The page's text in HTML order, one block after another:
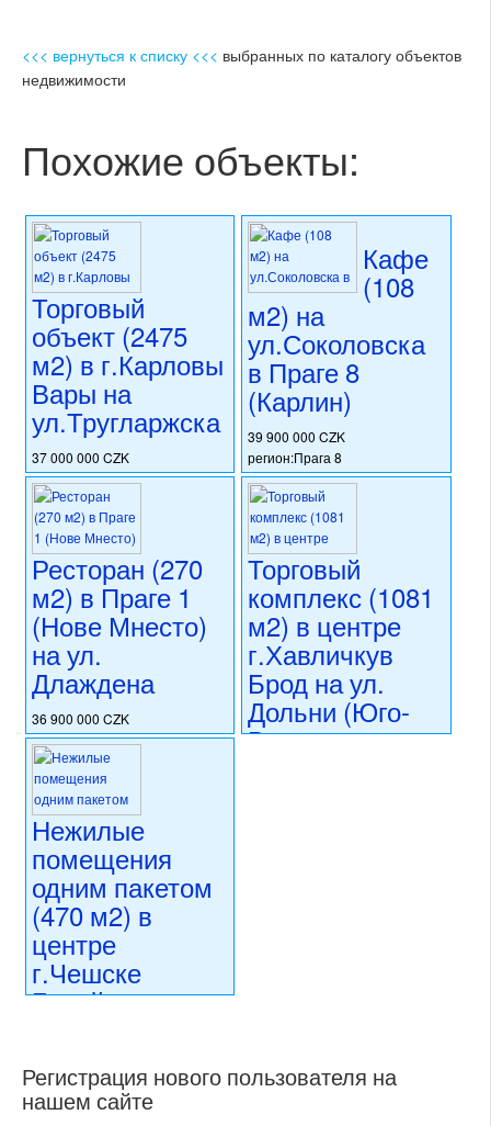
<<< вернуться к списку <<< выбранных по каталогу объектов
недвижимости
Похожие объекты:
Торговый
объект (2475
м2) в г.Карловы
Вары на
ул.Тругларжска
37 000 000 CZK
регион:Карловы Вары
раздел: объекты для
коммерческого использования
состояние: стандарт
номер объекта:20615
Кафе
(108
м2) на
ул.Соколовска
в Праге 8
(Карлин)
39 900 000 CZK
регион:Прага 8
раздел: объекты для
коммерческого использования
состояние: стандарт
номер объекта:
Ресторан (270
м2) в Праге 1
(Нове Мнесто)
на ул.
Длаждена
36 900 000 CZK
регион:Прага 1
раздел: объекты для
коммерческого использования
состояние: стандарт
номер объекта:20486
Торговый
комплекс (1081
м2) в центре
г.Хавличкув
Брод на ул.
Дольни (Юго-
Восточная
Нежилые
помещения
одним пакетом
(470 м2) в
центре
г.Чешске
Будейовице на
35 000 000 CZK
регион:Южная Чехия
Регистрация нового пользователя на
нашем сайте